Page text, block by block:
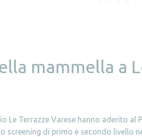
mammella a
Le Terrazze Varese hanno aderito
di primo e secondo livello